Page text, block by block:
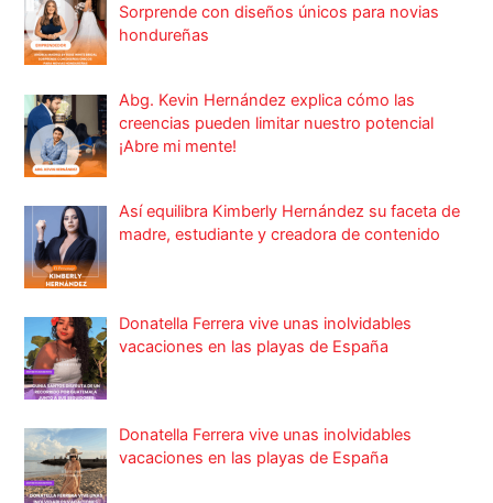
Sorprende con diseños únicos para novias
hondureñas
Abg. Kevin Hernández explica cómo las
creencias pueden limitar nuestro potencial
¡Abre mi mente!
Así equilibra Kimberly Hernández su faceta de
madre, estudiante y creadora de contenido
Donatella Ferrera vive unas inolvidables
vacaciones en las playas de España
Donatella Ferrera vive unas inolvidables
vacaciones en las playas de España